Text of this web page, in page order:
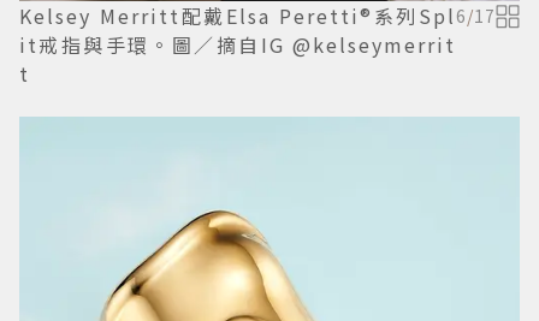
Kelsey Merritt配戴Elsa Peretti®系列Spl
it戒指與手環。圖／摘自IG @kelseymerrit
t
6/17